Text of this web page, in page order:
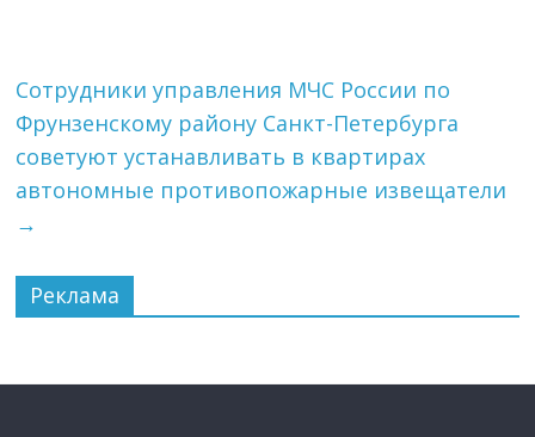
Сотрудники управления МЧС России по
Фрунзенскому району Санкт-Петербурга
советуют устанавливать в квартирах
автономные противопожарные извещатели
→
Реклама